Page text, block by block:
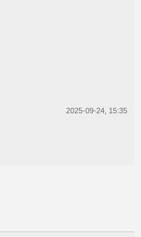
2025-09-24, 15:35